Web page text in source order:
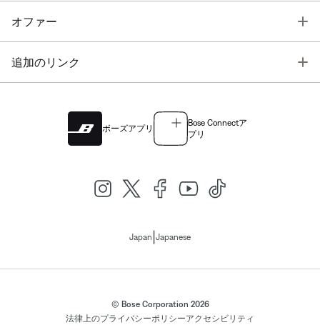
オファー
追加のリンク
ボーズアプリ
Bose Connectア
プリ
Japan Japanese
© Bose Corporation 2026
法律上のプライバシーポリシーアクセシビリティ